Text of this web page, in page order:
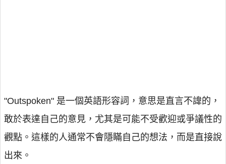
"Outspoken" 是一個英語形容詞，意思是直言不諱的，
敢於表達自己的意見，尤其是可能不受歡迎或爭議性的
觀點。這樣的人通常不會隱瞞自己的想法，而是直接說
出來。